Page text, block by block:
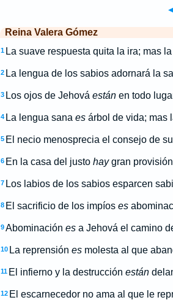
Reina Valera Gómez
1 La suave respuesta quita la ira; mas
2 La lengua de los sabios adornará la
3 Los ojos de Jehová estánen todo
4 La lengua sana esárbol de vida; mas
5 El necio menosprecia el consejo de
6 En la casa del justo haygran
7 Los labios de los sabios esparcen
8 El sacrificio de los impíos es
9 Abominación esa Jehová el camino
10 La reprensión esmolesta al que
11 El infierno y la destrucción están
12 El escarnecedor no ama al que le